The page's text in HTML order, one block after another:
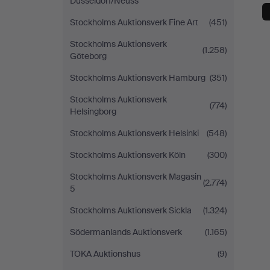
Stockholms Auktionsverk Fine Art
(451)
Stockholms Auktionsverk
Göteborg
(1.258)
Stockholms Auktionsverk Hamburg (351)
Stockholms Auktionsverk
Helsingborg
(774)
Stockholms Auktionsverk Helsinki
(548)
Stockholms Auktionsverk Köln
(300)
Stockholms Auktionsverk Magasin
5
(2.774)
Stockholms Auktionsverk Sickla
(1.324)
Södermanlands Auktionsverk
(1.165)
TOKA Auktionshus
(9)